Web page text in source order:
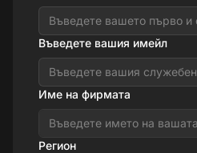
Въведете вашия имейл
Име на фирмата
Регион